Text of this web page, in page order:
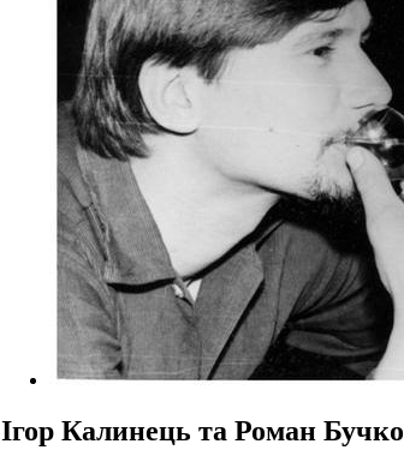
Ігор Калинець та Роман Бучко